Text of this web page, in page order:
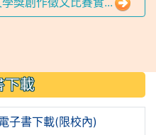
下載
子書下載(限校內)